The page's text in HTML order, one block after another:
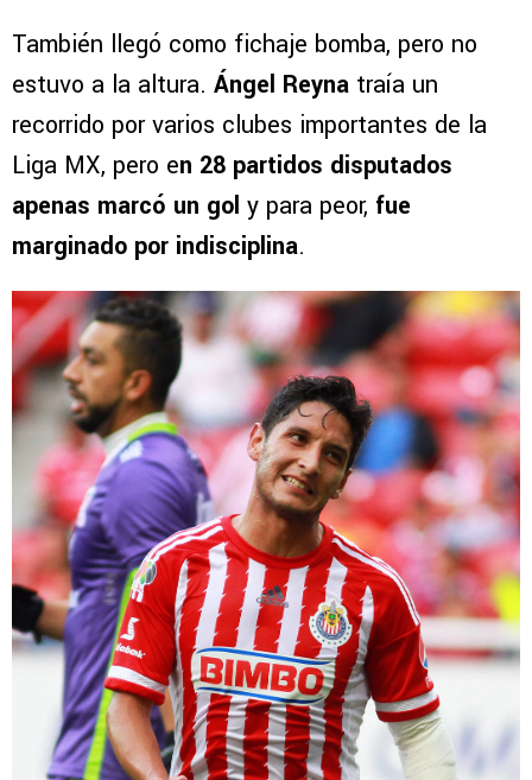
También llegó como fichaje bomba, pero no
estuvo a la altura. Ángel Reyna traía un
recorrido por varios clubes importantes de la
Liga MX, pero en 28 partidos disputados
apenas marcó un gol y para peor, fue
marginado por indisciplina.